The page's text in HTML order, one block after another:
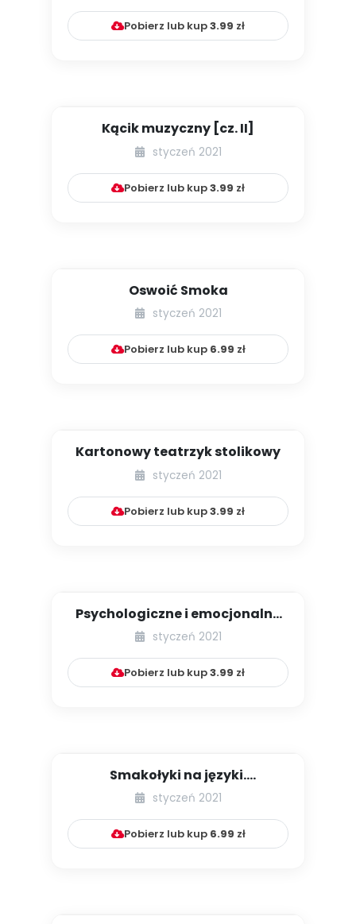
Pobierz lub kup3.99 zł
Kącik muzyczny [cz. II]
styczeń 2021
Pobierz lub kup3.99 zł
Oswoić Smoka
styczeń 2021
Pobierz lub kup 6.99 zł
Kartonowy teatrzyk stolikowy
styczeń 2021
Pobierz lub kup3.99 zł
Psychologiczne i emocjonalne
skutki zaburzeń integracji...
styczeń 2021
Pobierz lub kup3.99 zł
Smakołyki na języki.
Usprawnianie narządów mowy
przy uż...
styczeń 2021
Pobierz lub kup 6.99 zł